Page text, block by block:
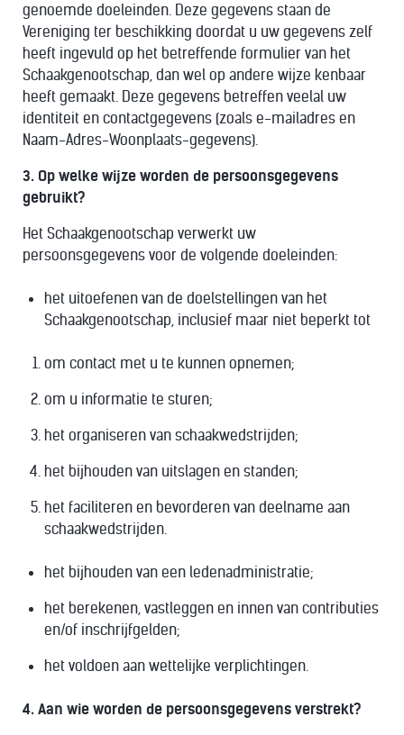
genoemde doeleinden. Deze gegevens staan de
Vereniging ter beschikking doordat u uw gegevens zelf
heeft ingevuld op het betreffende formulier van het
Schaakgenootschap, dan wel op andere wijze kenbaar
heeft gemaakt. Deze gegevens betreffen veelal uw
identiteit en contactgegevens (zoals e-mailadres en
Naam-Adres-Woonplaats-gegevens).
3. Op welke wijze worden de persoonsgegevens
gebruikt?
Het Schaakgenootschap verwerkt uw
persoonsgegevens voor de volgende doeleinden:
het uitoefenen van de doelstellingen van het
Schaakgenootschap, inclusief maar niet beperkt tot
om contact met u te kunnen opnemen;
om u informatie te sturen;
het organiseren van schaakwedstrijden;
het bijhouden van uitslagen en standen;
het faciliteren en bevorderen van deelname aan
schaakwedstrijden.
het bijhouden van een ledenadministratie;
het berekenen, vastleggen en innen van contributies
en/of inschrijfgelden;
het voldoen aan wettelijke verplichtingen.
4. Aan wie worden de persoonsgegevens verstrekt?